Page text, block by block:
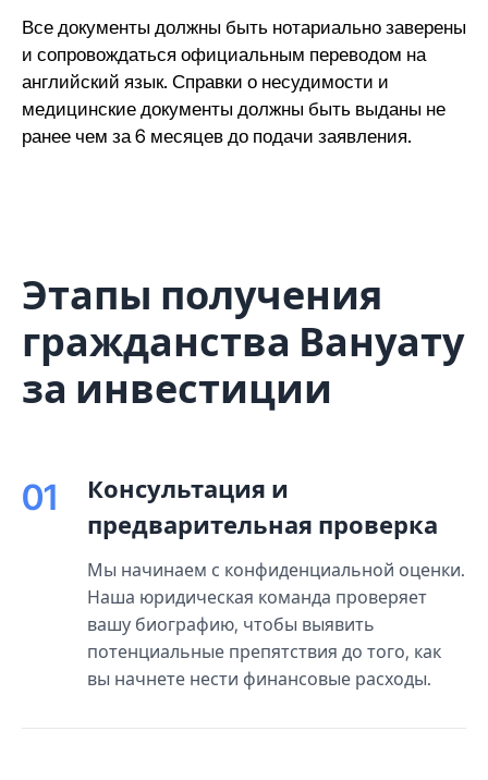
Все документы должны быть нотариально заверены
и сопровождаться официальным переводом на
английский язык. Справки о несудимости и
медицинские документы должны быть выданы не
ранее чем за 6 месяцев до подачи заявления.
Этапы получения
гражданства Вануату
за инвестиции
01
Консультация и
предварительная проверка
Мы начинаем с конфиденциальной оценки.
Наша юридическая команда проверяет
вашу биографию, чтобы выявить
потенциальные препятствия до того, как
вы начнете нести финансовые расходы.